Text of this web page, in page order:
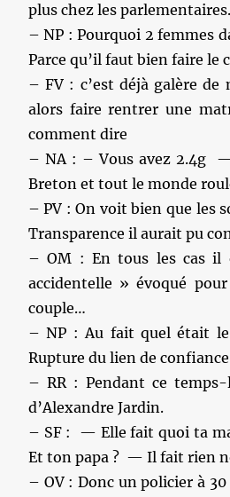
plus chez les
– NP : Pourquoi 2 femmes
Parce qu’il faut bien faire le
– FV : c’est déjà galère
alors faire rentrer une
comment dire
– NA : – Vous avez 2.4g
Breton et tout le monde
– PV : On voit bien que les
Transparence il aurait pu
– OM : En tous les cas il
accidentelle » évoqué
couple…
– NP : Au fait quel était
Rupture du lien de
– RR : Pendant ce
d’Alexandre Jardin.
– SF : — Elle fait quoi ta
Et ton papa ? — Il fait rien
– OV : Donc un policier à